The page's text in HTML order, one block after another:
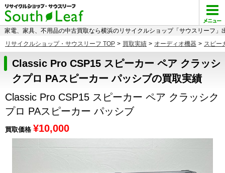
家電、家具、不用品の中古買取なら横浜のリサイクルショップ「サウスリーフ」
リサイクルショップ・サウスリーフ TOP > 買取実績 > オーディオ機器 > スピー
Classic Pro CSP15 スピーカー ペア クラッシ
クプロ PAスピーカー パッシブの買取実績
Classic Pro CSP15 スピーカー ペア クラッシク
プロ PAスピーカー パッシブ
買取価格 ¥10,000